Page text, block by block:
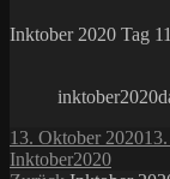
Inktober 2020 Tag
Veröffentlicht
am
13. Oktober 2020
Inktober2020